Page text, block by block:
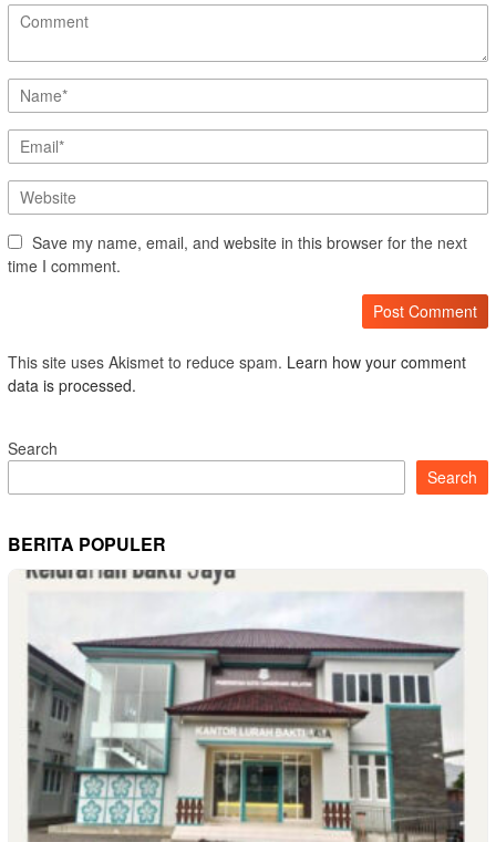
Save my name, email, and website in this browser for the next
time I comment.
This site uses Akismet to reduce spam. Learn how your comment
data is processed.
Search
Search
BERITA POPULER